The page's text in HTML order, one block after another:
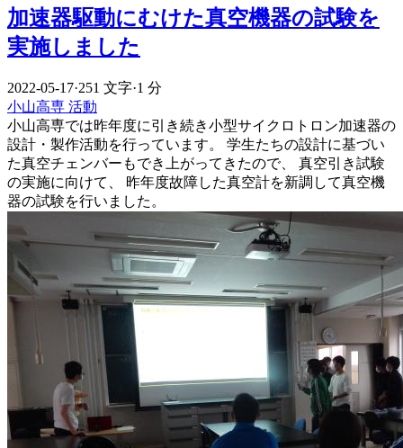
加速器駆動にむけた真空機器の試験を
実施しました
2022-05-17·251 文字·1 分
小山高専 活動
小山高専では昨年度に引き続き小型サイクロトロン加速器の
設計・製作活動を行っています。 学生たちの設計に基づい
た真空チェンバーもでき上がってきたので、 真空引き試験
の実施に向けて、 昨年度故障した真空計を新調して真空機
器の試験を行いました。